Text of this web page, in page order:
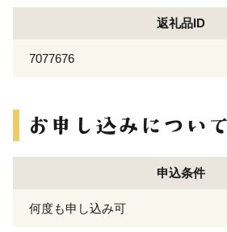
返礼品ID
7077676
申込条件
何度も申し込み可